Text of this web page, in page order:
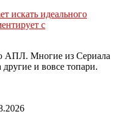
искать идеального
с
АПЛ. Многие из Сериала
и вовсе топари.